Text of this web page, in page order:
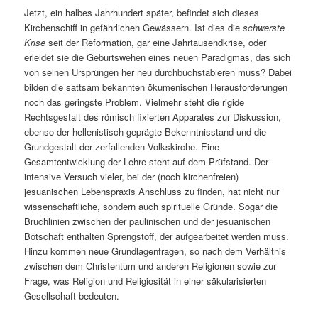
Jetzt, ein halbes Jahrhundert später, befindet sich dieses
Kirchenschiff in gefährlichen Gewässern. Ist dies dieschwerste
Krise seit der Reformation, gar eine Jahrtausendkrise, oder
erleidet sie die Geburtswehen eines neuen Paradigmas, das sich
von seinen Ursprüngen her neu durchbuchstabieren muss? Dabei
bilden die sattsam bekannten ökumenischen Herausforderungen
noch das geringste Problem. Vielmehr steht die rigide
Rechtsgestalt des römisch fixierten Apparates zur Diskussion,
ebenso der hellenistisch geprägte Bekenntnisstand und die
Grundgestalt der zerfallenden Volkskirche. Eine
Gesamtentwicklung der Lehre steht auf dem Prüfstand. Der
intensive Versuch vieler, bei der (noch kirchenfreien)
jesuanischen Lebenspraxis Anschluss zu finden, hat nicht nur
wissenschaftliche, sondern auch spirituelle Gründe. Sogar die
Bruchlinien zwischen der paulinischen und der jesuanischen
Botschaft enthalten Sprengstoff, der aufgearbeitet werden muss.
Hinzu kommen neue Grundlagenfragen, so nach dem Verhältnis
zwischen dem Christentum und anderen Religionen sowie zur
Frage, was Religion und Religiosität in einer säkularisierten
Gesellschaft bedeuten.